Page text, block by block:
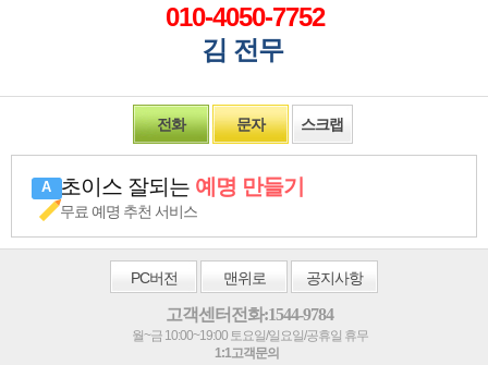
010-4050-7752
김 전무
전화 문자 스크랩
초이스 잘되는 예명 만들기
무료 예명 추천 서비스
PC버전 맨위로 공지사항
고객센터전화:1544-9784
월~금 10:00~19:00 토요일/일요일/공휴일 휴무
1:1고객문의